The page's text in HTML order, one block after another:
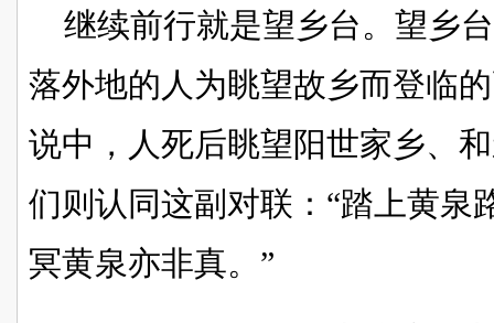
继续前行就是望乡台。望乡
落外地的人为眺望故乡而登临
说中，人死后眺望阳世家乡、
们则认同这副对联：“踏上黄泉
冥黄泉亦非真。”